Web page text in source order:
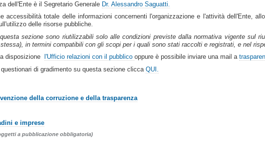
dell'Ente è il Segretario Generale Dr. Alessandro Saguatti.
accessibilità totale delle informazioni concernenti l'organizzazione e l'attività dell'Ente,
delle risorse pubbliche.
sezione sono riutilizzabili solo alle condizioni previste dalla normativa vigente sul
in termini compatibili con gli scopi per i quali sono stati raccolti e registrati, e nel
disposizione
l'Ufficio relazioni con il pubblicooppure è possibile inviare una mail a
di gradimento su questa sezione cliccaQUI.
della corruzione e della trasparenza
e imprese
a pubblicazione obbligatoria)